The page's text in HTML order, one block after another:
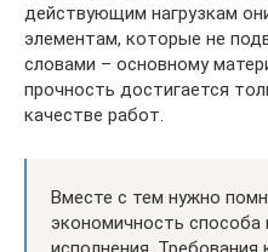
действующим нагрузкам
элементам, которые не
словами – основному
прочность достигается
качестве работ.
Вместе с тем нужно
экономичность способа